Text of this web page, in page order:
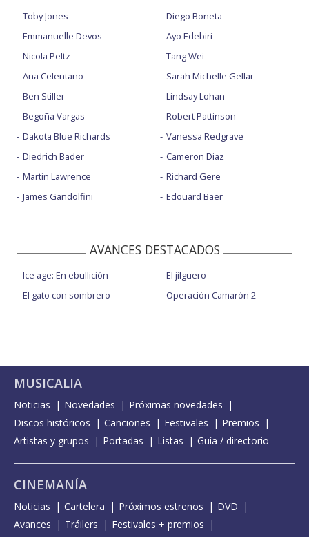
Toby Jones
Emmanuelle Devos
Nicola Peltz
Ana Celentano
Ben Stiller
Begoña Vargas
Dakota Blue Richards
Diedrich Bader
Martin Lawrence
James Gandolfini
Diego Boneta
Ayo Edebiri
Tang Wei
Sarah Michelle Gellar
Lindsay Lohan
Robert Pattinson
Vanessa Redgrave
Cameron Diaz
Richard Gere
Edouard Baer
AVANCES DESTACADOS
Ice age: En ebullición
El gato con sombrero
El jilguero
Operación Camarón 2
MUSICALIA
Noticias Novedades
Próximas novedades
Discos históricos
Canciones Festivales
Premios
Artistas y grupos
Portadas Listas Guía / directorio
CINEMANÍA
Noticias Cartelera Próximos estrenos
DVD
Avances
Tráilers
Festivales + premios